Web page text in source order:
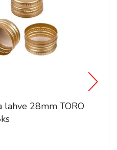
lahve 28mm TORO